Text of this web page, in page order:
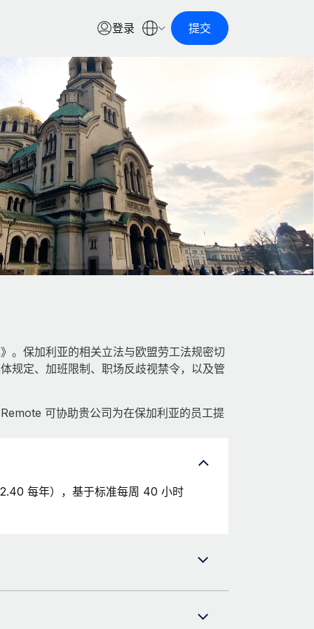
登录 提交
。保加利亚的相关立法与欧盟劳工法规密切
规定、加班限制、职场反歧视禁令，以及管
可协助贵公司为在保加利亚的员工提
每年），基于标准每周 40 小时